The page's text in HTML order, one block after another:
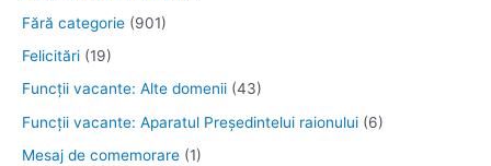
Fără categorie (901)
Felicitări (19)
Funcţii vacante: Alte domenii (43)
Funcții vacante: Aparatul Președintelui raionului (6)
Mesaj de comemorare (1)